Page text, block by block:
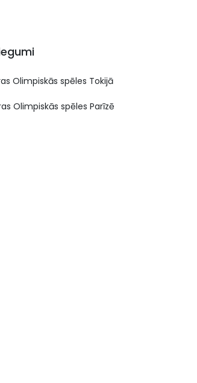
Olimpiskās spēles Tokijā
Olimpiskās spēles Parīzē